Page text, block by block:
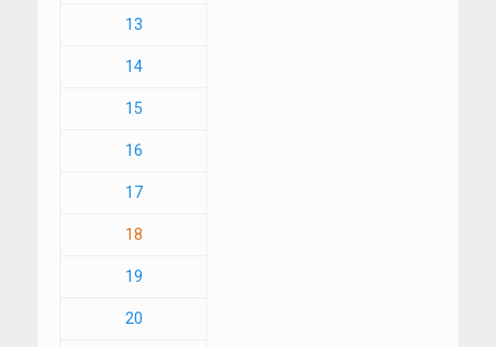
13
14
15
16
17
18
19
20